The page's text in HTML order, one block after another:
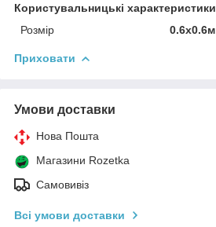
Користувальницькі характеристики
Розмір
0.6х0.6м
Приховати
Умови доставки
Нова Пошта
Магазини Rozetka
Самовивіз
Всі умови доставки